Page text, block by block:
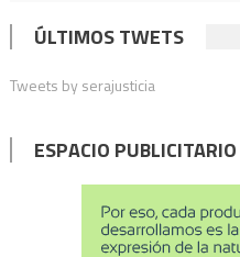
ÚLTIMOS TWETS
Tweets by serajusticia
ESPACIO PUBLICITARIO